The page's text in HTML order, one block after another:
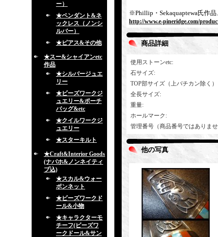
ー）
★ペンダント&ネ
ックレス（ノンシ
ルバー）
★ピアス&その他
★スー&シャイアンetc
作品
★シルバージュエ
リー
★ビーズワークジ
ュエリー&ポーチ
バッグ&etc
★クイルワークジ
ュエリー
★スターキルト
★Craft&Interior Goods
(ナバホ&ノンネイティ
ブ込)
★スカル&ウォー
ボンネット
★ビーズワークド
ール&小物
★キャラクターモ
チーフ(ビーズワ
ークドール&サン
※Phillip・Sekaquaptewa氏作
http://www.e-pineridge.com/
商品詳細
使用ストーンetc:
石サイズ:
TOP部サイズ（上バチカン除く）
全長サイズ:
重量:
ホールマーク :
管理番号（商品番号ではありま
他の写真